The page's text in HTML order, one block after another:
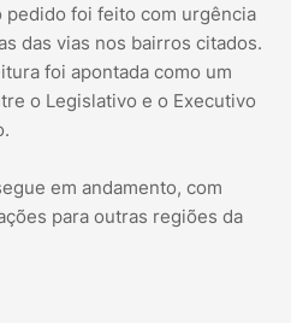
pedido foi feito com urgência
das vias nos bairros citados.
foi apontada como um
o Legislativo e o Executivo
em andamento, com
para outras regiões da